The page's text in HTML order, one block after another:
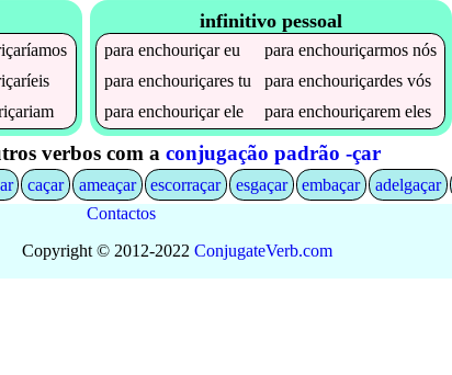
infinitivo pessoal
paraenchouriçareu paraenchouriçarmos nós
paraenchouriçares tu paraenchouriçardes vós
paraenchouriçarele paraenchouriçarem eles
verbos com a conjugação padrão -çar
caçar ameaçar escorraçar esgaçar embaçar adelgaçar
Contactos
Copyright © 2012-2022 ConjugateVerb.com